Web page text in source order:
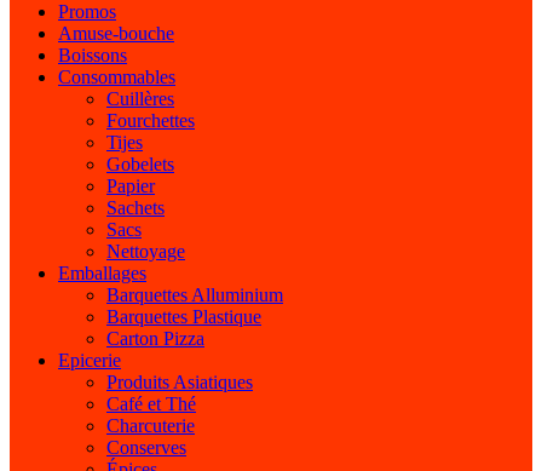
Promos
Amuse-bouche
Boissons
Consommables
Cuillères
Fourchettes
Tijes
Gobelets
Papier
Sachets
Sacs
Nettoyage
Emballages
Barquettes Alluminium
Barquettes Plastique
Carton Pizza
Epicerie
Produits Asiatiques
Café et Thé
Charcuterie
Conserves